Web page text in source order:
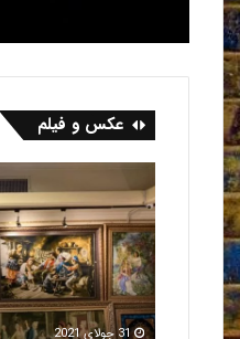
عکس و فیلم